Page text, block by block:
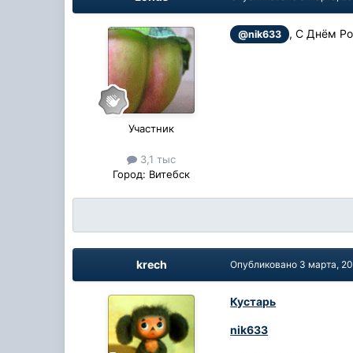
Участник
3,1 тыс
Город: Витебск
@nik633 , С Днём
krech Опубликовано 3 марта,
Кустарь
nik633